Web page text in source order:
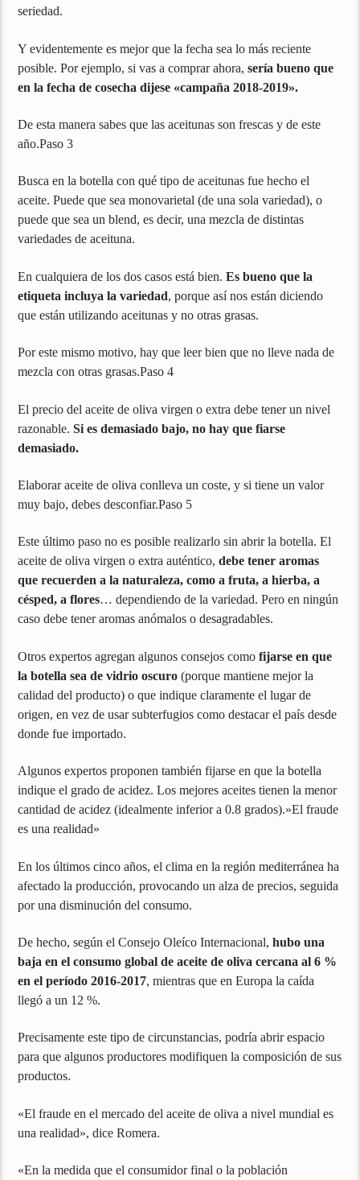
seriedad.
Y evidentemente es mejor que la fecha sea lo más reciente
posible. Por ejemplo, si vas a comprar ahora, sería bueno que
en la fecha de cosecha dijese «campaña 2018-2019».
De esta manera sabes que las aceitunas son frescas y de este
año.Paso 3
Busca en la botella con qué tipo de aceitunas fue hecho el
aceite. Puede que sea monovarietal (de una sola variedad), o
puede que sea un blend, es decir, una mezcla de distintas
variedades de aceituna.
En cualquiera de los dos casos está bien.Es bueno que la
etiqueta incluya la variedad, porque así nos están diciendo
que están utilizando aceitunas y no otras grasas.
Por este mismo motivo, hay que leer bien que no lleve nada de
mezcla con otras grasas.Paso 4
El precio del aceite de oliva virgen o extra debe tener un nivel
razonable.Si es demasiado bajo, no hay que fiarse
demasiado.
Elaborar aceite de oliva conlleva un coste, y si tiene un valor
muy bajo, debes desconfiar.Paso 5
Este último paso no es posible realizarlo sin abrir la botella. El
aceite de oliva virgen o extra auténtico,debe tener aromas
que recuerden a la naturaleza, como a fruta, a hierba, a
césped, a flores… dependiendo de la variedad. Pero en ningún
caso debe tener aromas anómalos o desagradables.
Otros expertos agregan algunos consejos como fijarse en que
la botella sea de vidrio oscuro (porque mantiene mejor la
calidad del producto) o que indique claramente el lugar de
origen, en vez de usar subterfugios como destacar el país desde
donde fue importado.
Algunos expertos proponen también fijarse en que la botella
indique el grado de acidez. Los mejores aceites tienen la menor
cantidad de acidez (idealmente inferior a 0.8 grados).»El fraude
es una realidad»
En los últimos cinco años, el clima en la región mediterránea ha
afectado la producción, provocando un alza de precios, seguida
por una disminución del consumo.
De hecho, según el Consejo Oleíco Internacional, hubo una
baja en el consumo global de aceite de oliva cercana al 6 %
en el período 2016-2017, mientras que en Europa la caída
llegó a un 12 %.
Precisamente este tipo de circunstancias, podría abrir espacio
para que algunos productores modifiquen la composición de sus
productos.
«El fraude en el mercado del aceite de oliva a nivel mundial es
una realidad», dice Romera.
«En la medida que el consumidor final o la población